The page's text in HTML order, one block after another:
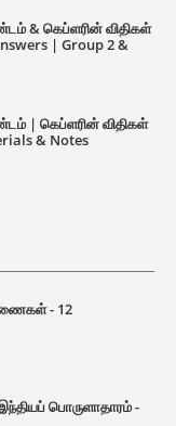
& கெப்ளரின் விதிகள்
| Group 2 &
| கெப்ளரின் விதிகள்
& Notes
- 12
பொருளாதாரம் -